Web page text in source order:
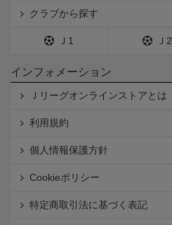
クラブから探す
Ｊ1 Ｊ2
インフォメーション
Ｊリーグオンラインストアとは
利用規約
個人情報保護方針
Cookieポリシー
特定商取引法に基づく表記